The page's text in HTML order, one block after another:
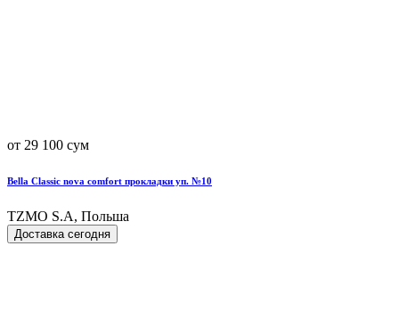
от 29 100 сум
Bella Classic nova comfort прокладки уп. №10
TZMO S.A, Польша
Доставка сегодня